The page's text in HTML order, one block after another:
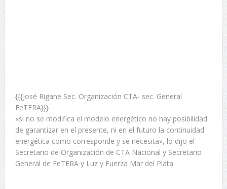
{{{José Rigane Sec. Organización CTA- sec. General
FeTERA}}}
«si no se modifica el modelo energético no hay posibilidad
de garantizar en el presente, ni en el futuro la continuidad
energética como corresponde y se necesita», lo dijo el
Secretario de Organización de CTA Nacional y Secretario
General de FeTERA y Luz y Fuerza Mar del Plata.